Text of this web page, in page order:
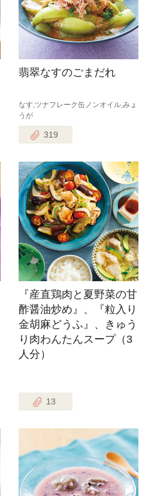
翡翠なすのごまだれ
なす,ツナフレーク缶ノンオイル,みょ
うが
319
『産直鶏肉と夏野菜の甘
酢醤油炒め』、『粒入り
金胡麻どうふ』、きゅう
り肉わんたんスープ（3
人分）
13